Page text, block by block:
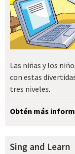
Las niñas y los
con estas
tres niveles.
Obtén más
Sing and Learn